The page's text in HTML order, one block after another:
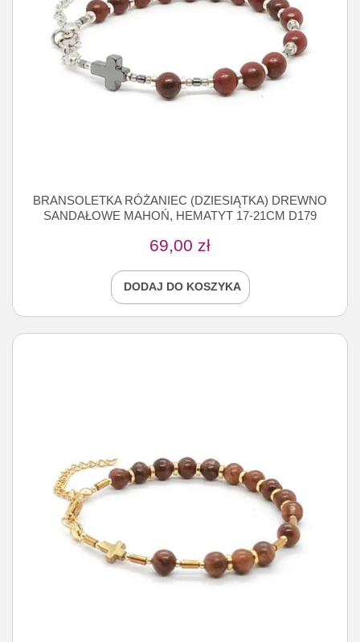
BRANSOLETKA RÓŻANIEC (DZIESIĄTKA) DREWNO
SANDAŁOWE MAHOŃ, HEMATYT 17-21CM D179
69,00 zł
DODAJ DO KOSZYKA